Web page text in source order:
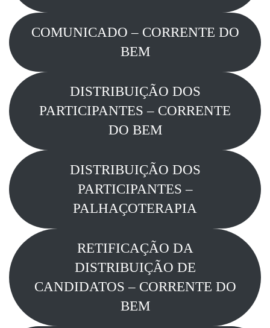
COMUNICADO – CORRENTE DO
BEM
DISTRIBUIÇÃO DOS
PARTICIPANTES – CORRENTE
DO BEM
DISTRIBUIÇÃO DOS
PARTICIPANTES –
PALHAÇOTERAPIA
RETIFICAÇÃO DA
DISTRIBUIÇÃO DE
CANDIDATOS – CORRENTE DO
BEM